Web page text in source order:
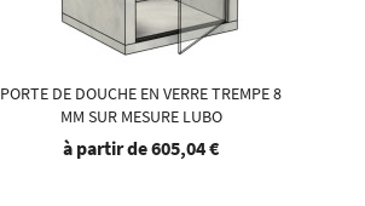
PORTE DE DOUCHE EN VERRE TREMPE 8
MM SUR MESURE LUBO
à partir de605,04 €